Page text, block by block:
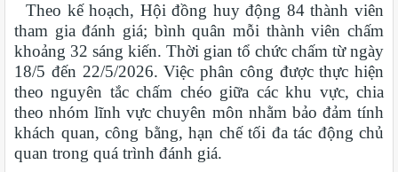
Theo kế hoạch, Hội đồng huy động 84 thành viên
tham gia đánh giá; bình quân mỗi thành viên chấm
khoảng 32 sáng kiến. Thời gian tổ chức chấm từ ngày
18/5 đến 22/5/2026. Việc phân công được thực hiện
theo nguyên tắc chấm chéo giữa các khu vực, chia
theo nhóm lĩnh vực chuyên môn nhằm bảo đảm tính
khách quan, công bằng, hạn chế tối đa tác động chủ
quan trong quá trình đánh giá.